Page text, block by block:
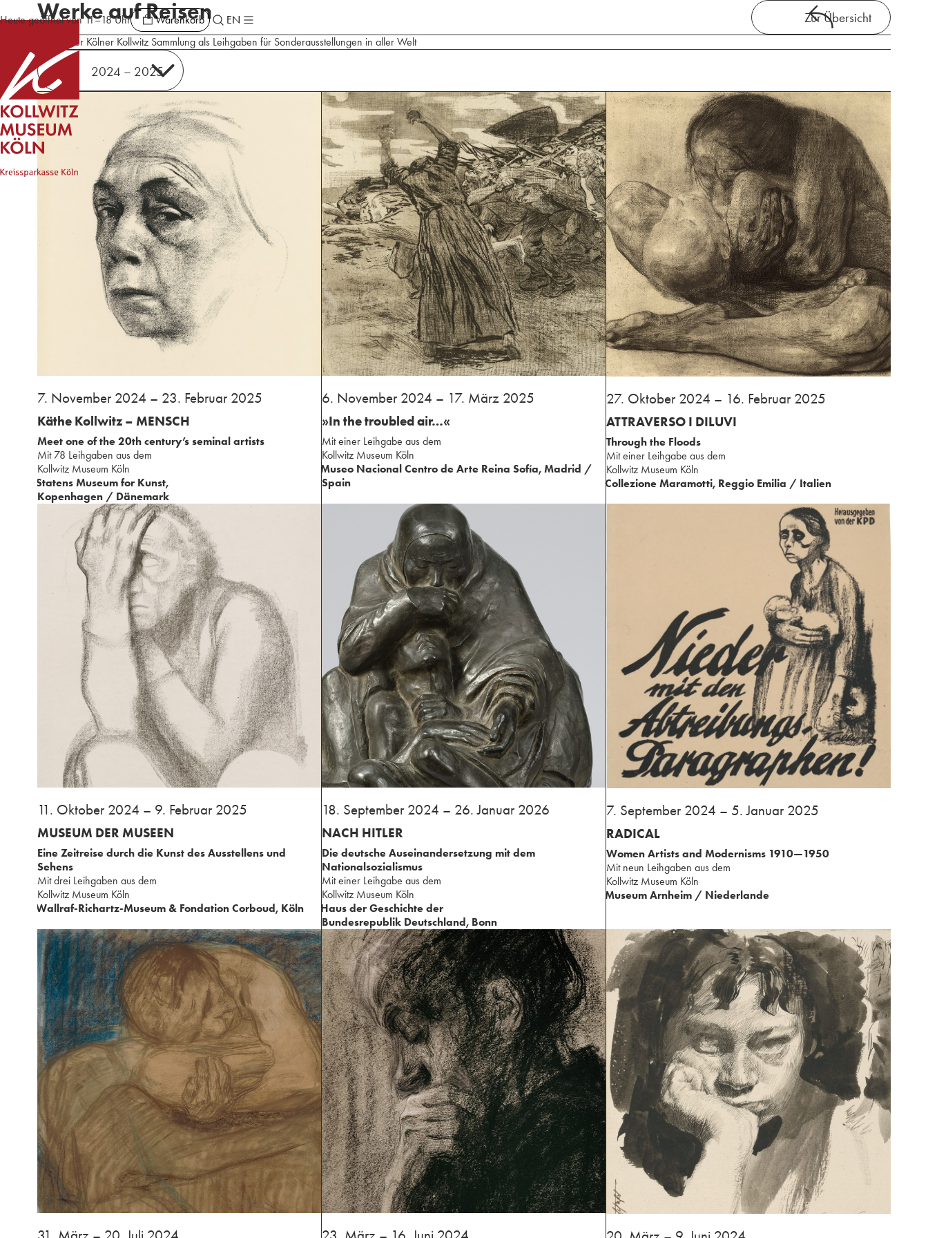
Heute geöffnet von 11–18 Uhr Warenkorb EN Zur Übersicht
Werke auf Reisen
Werke der Kölner Kollwitz Sammlung als Leihgaben für Sonderausstellungen in aller Welt
2024 – 2025
⁢7. November 2024 – 23. Februar 2025
Käthe Kollwitz – MENSCH
Meet one of the 20th century’s seminal artists
Mit 78 Leihgaben aus ⁢dem
⁢Kollwitz Museum Köln
Statens Museum for Kunst,
⁢Kopenhagen / Dänemark
⁢6. November 2024 – 17. März 2025
»In the troubled air…«
Mit einer Leihgabe aus ⁢dem
⁢Kollwitz Museum Köln
Museo Nacional Centro de Arte Reina Sofía, Madrid /
Spain
27.⁢ Oktober 2024 – 16. Februar 2025
ATTRAVERSO I DILUVI⁢ ⁢
Through the Floods⁢
⁢Mit einer Leihgabe aus ⁢dem
⁢Kollwitz Museum Köln
Collezione Maramotti, Reggio Emilia / Italien
⁢11. Oktober 2024 – 9. Februar 2025
MUSEUM DER MUSEEN
Eine Zeitreise durch die Kunst des Ausstellens und
Sehens⁢
⁢Mit drei Leihgaben aus ⁢dem
⁢Kollwitz Museum Köln
Wallraf-Richartz-Museum & Fondation Corboud, Köln
18. September 2024 – 26. Januar 2026
NACH HITLER
Die deutsche Auseinandersetzung ⁢mit dem
Nationalsozialismus
⁢Mit einer Leihgabe aus ⁢dem
⁢Kollwitz Museum Köln
Haus der Geschichte ⁢der
⁢Bundesrepublik Deutschland, Bonn
⁢7. September 2024 – 5. Januar 2025
RADICAL
Women Artists and Modernisms ⁢1910—1950
⁢Mit neun Leihgaben aus ⁢dem
⁢Kollwitz Museum Köln
Museum Arnheim / Niederlande